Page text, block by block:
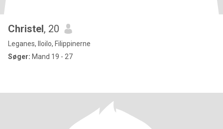
Christel, 20
Leganes, Iloilo, Filippinerne
Søger: Mand 19 - 27